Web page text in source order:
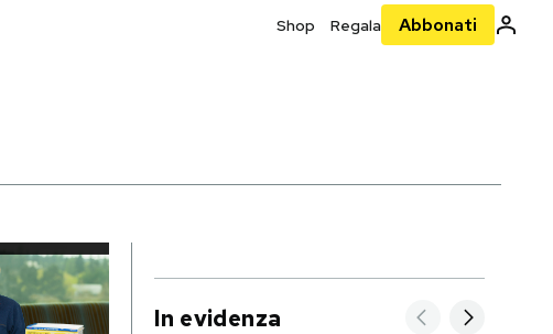
Shop Regala Abbonati
In evidenza